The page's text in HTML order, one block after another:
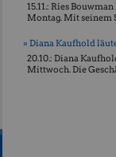
15.11.: Ries
Montag. Mit seinem
» Diana Kaufhold
20.10.: Diana
Mittwoch. Die